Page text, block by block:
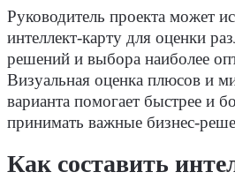
Руководитель проекта может
интеллект-карту для оценки
решений и выбора наиболее
Визуальная оценка плюсов и
варианта помогает быстрее и
принимать важные бизнес-
Как составить